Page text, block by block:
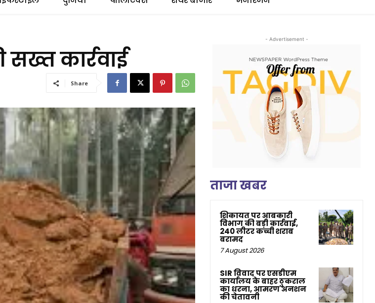
कार्रवाई
Share
- Advertisement -
ताजा खबर
शिकायत पर आबकारी
विभाग की बड़ी कार्रवाई,
240 लीटर कच्ची शराब
बरामद
7 August 2026
SIR विवाद पर एसडीएम
कार्यालय के बाहर ठुकराल
का धरना, आमरण अनशन
की चेतावनी